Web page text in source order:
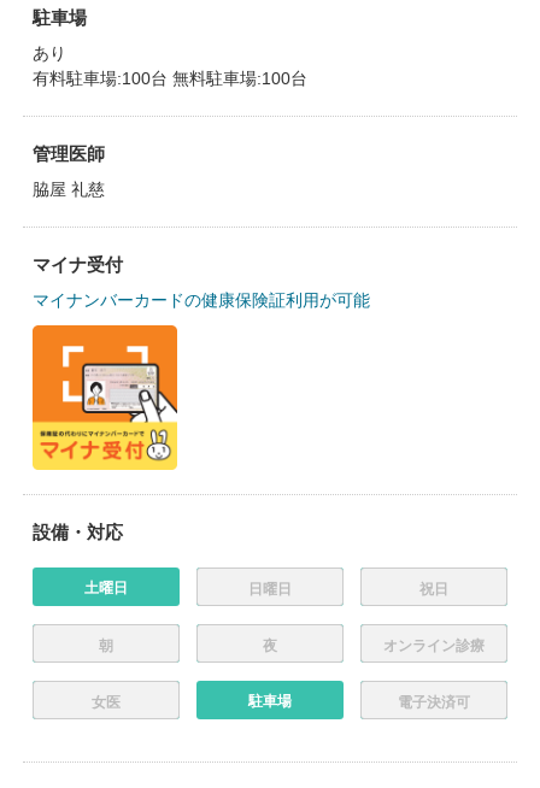
駐車場
あり
有料駐車場:100台 無料駐車場:100台
管理医師
脇屋 礼慈
マイナ受付
マイナンバーカードの健康保険証利用が可能
設備・対応
土曜日 日曜日 祝日
朝 夜 オンライン診療
女医 駐車場 電子決済可